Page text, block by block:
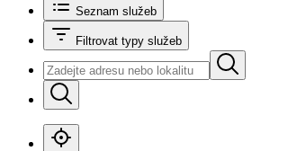
Seznam služeb
Filtrovat typy služeb